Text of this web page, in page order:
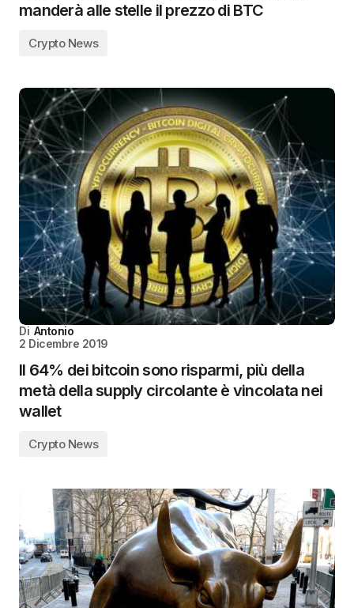
manderà alle stelle il prezzo di BTC
Crypto News
Di Antonio
2 Dicembre 2019
Il 64% dei bitcoin sono risparmi, più della
metà della supply circolante è vincolata nei
wallet
Crypto News